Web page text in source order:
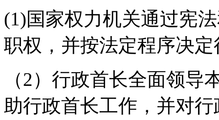
(1)国家权力机关通过宪
职权，并按法定程序决
（2）行政首长全面领
助行政首长工作，并对